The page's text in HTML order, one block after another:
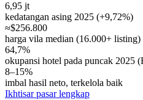
6,95 jt
kedatangan asing 2025 (+9,72%)
≈$256.800
harga vila median (16.000+ listing)
64,7%
okupansi hotel pada puncak 2025
8–15%
imbal hasil neto, terkelola baik
Ikhtisar pasar lengkap